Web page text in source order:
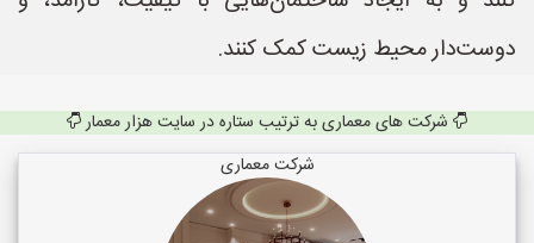
دوست‌دار محیط زیست کمک کنند.
شرکت های معماری به ترتیب ستاره در سایت هزار معمار
شرکت معماری